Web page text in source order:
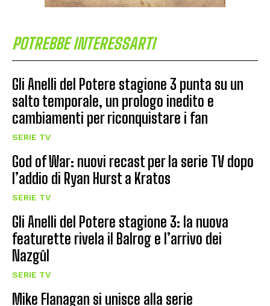
POTREBBE INTERESSARTI
Gli Anelli del Potere stagione 3 punta su un
salto temporale, un prologo inedito e
cambiamenti per riconquistare i fan
SERIE TV
God of War: nuovi recast per la serie TV dopo
l’addio di Ryan Hurst a Kratos
SERIE TV
Gli Anelli del Potere stagione 3: la nuova
featurette rivela il Balrog e l’arrivo dei
Nazgûl
SERIE TV
Mike Flanagan si unisce alla serie